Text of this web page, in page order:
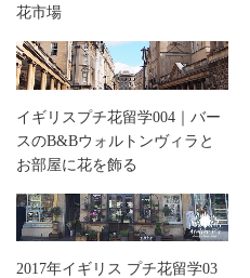
花市場
イギリスプチ花留学004｜バー
スのB&Bウォルトンヴィラと
お部屋に花を飾る
2017年イギリス プチ花留学03